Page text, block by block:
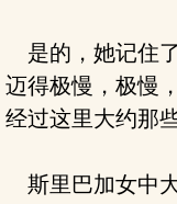
是的，她记住
迈得极慢，极慢
经过这里大约那
斯里巴加女中